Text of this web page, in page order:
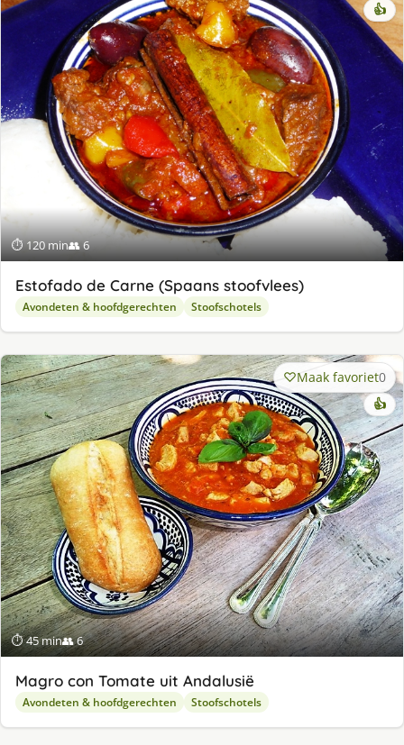
⏱ 120 min👥 6
👍
Estofado de Carne (Spaans stoofvlees)
Avondeten & hoofdgerechten Stoofschotels
⏱ 45 min👥 6
Maak favoriet0
👍
Magro con Tomate uit Andalusië
Avondeten & hoofdgerechten Stoofschotels